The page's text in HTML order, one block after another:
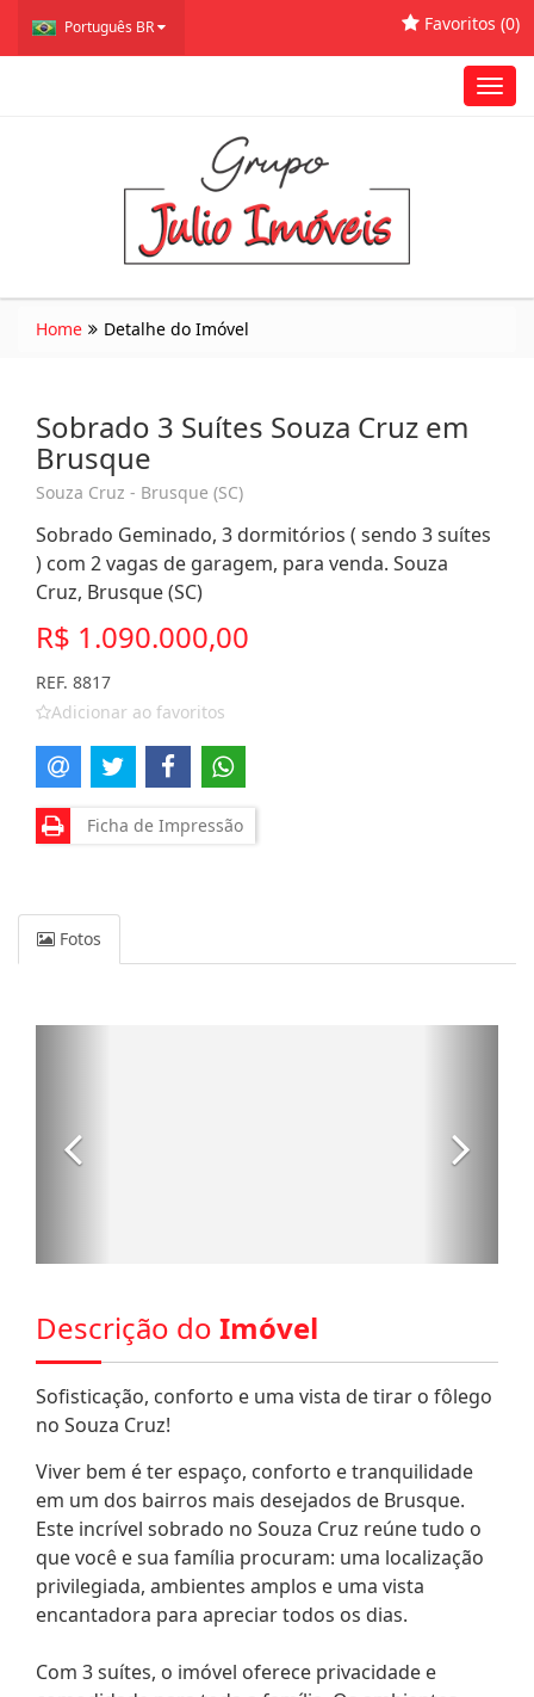
Português BR Favoritos (0)
Home Detalhe do Imóvel
Sobrado 3 Suítes Souza Cruz em
Brusque
Souza Cruz - Brusque (SC)
Sobrado Geminado, 3 dormitórios ( sendo 3 suítes
) com 2 vagas de garagem, para venda. Souza
Cruz, Brusque (SC)
R$ 1.090.000,00
REF. 8817
Adicionar ao favoritos
Ficha de Impressão
Fotos
Descrição do Imóvel
Sofisticação, conforto e uma vista de tirar o fôlego
no Souza Cruz!
Viver bem é ter espaço, conforto e tranquilidade
em um dos bairros mais desejados de Brusque.
Este incrível sobrado no Souza Cruz reúne tudo o
que você e sua família procuram: uma localização
privilegiada, ambientes amplos e uma vista
encantadora para apreciar todos os dias.
Com 3 suítes, o imóvel oferece privacidade e